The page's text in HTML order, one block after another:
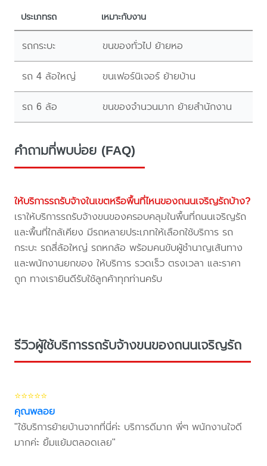
ประเภทรถ เหมาะกับงาน
รถกระบะ ขนของทั่วไป ย้ายหอ
รถ 4 ล้อใหญ่ ขนเฟอร์นิเจอร์ ย้ายบ้าน
รถ 6 ล้อ ขนของจำนวนมาก ย้ายสำนักงาน
คำถามที่พบบ่อย (FAQ)
ให้บริการรถรับจ้างในเขตหรือพื้นที่ไหนของถนนเจริญรัถบ้าง?
เราให้บริการรถรับจ้างขนของครอบคลุมในพื้นที่ถนนเจริญรัถ
และพื้นที่ใกล้เคียง มีรถหลายประเภทให้เลือกใช้บริการ รถ
กระบะ รถสี่ล้อใหญ่ รถหกล้อ พร้อมคนขับผู้ชำนาญเส้นทาง
และพนักงานยกของ ให้บริการ รวดเร็ว ตรงเวลา และราคา
ถูก ทางเรายินดีรับใช้ลูกค้าทุกท่านครับ
รีวิวผู้ใช้บริการรถรับจ้างขนของถนนเจริญรัถ
⭐⭐⭐⭐⭐
คุณพลอย
"ใช้บริการย้ายบ้านจากที่นี่ค่ะ บริการดีมาก พี่ๆ พนักงานใจดี
มากค่ะ ยิ้มแย้มตลอดเลย"